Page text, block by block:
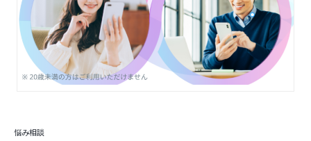
悩み相談